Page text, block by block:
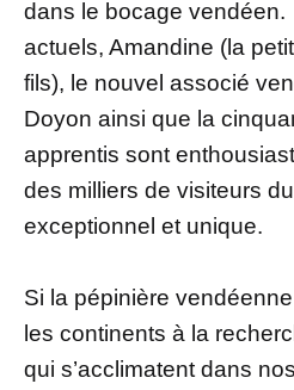
dans le bocage
actuels, Amandine (la
fils), le nouvel associé
Doyon ainsi que la
apprentis sont
des milliers de visiteurs
exceptionnel et unique.
Si la pépinière
les continents à la
qui s’acclimatent dans